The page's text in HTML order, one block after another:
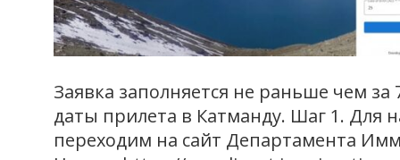
Заявка заполняется не раньше чем за
даты прилета в Катманду. Шаг 1. Для
переходим на сайт Департамента